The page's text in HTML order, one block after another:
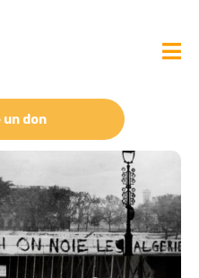
un don